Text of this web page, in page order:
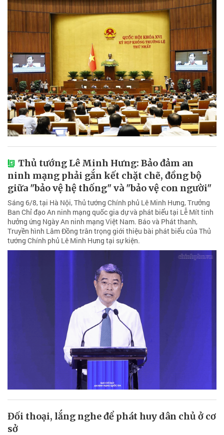
Thủ tướng Lê Minh Hưng: Bảo đảm an
ninh mạng phải gắn kết chặt chẽ, đồng bộ
giữa "bảo vệ hệ thống" và "bảo vệ con người"
Sáng 6/8, tại Hà Nội, Thủ tướng Chính phủ Lê Minh Hưng, Trưởng
Ban Chỉ đạo An ninh mạng quốc gia dự và phát biểu tại Lễ Mít tinh
hưởng ứng Ngày An ninh mạng Việt Nam. Báo và Phát thanh,
Truyền hình Lâm Đồng trân trọng giới thiệu bài phát biểu của Thủ
tướng Chính phủ Lê Minh Hưng tại sự kiện.
Đối thoại, lắng nghe để phát huy dân chủ ở cơ
sở